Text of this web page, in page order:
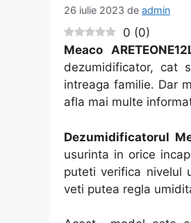
26 iulie 2023 de admin
0 (0)
Meaco
dezumidificator, cat
intreaga familie. Dar
afla mai multe
Dezumidificatorul
usurinta in orice
puteti verifica nivelul
veti putea regla